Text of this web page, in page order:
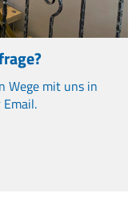
Wege mit uns in